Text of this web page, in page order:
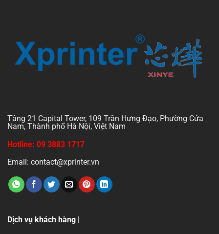
Tầng 21 Capital Tower, 109 Trần Hưng Đạo, Phường Cửa
Nam, Thành phố Hà Nội, Việt Nam
Hotline: 09 3883 1717
Email: contact@xprinter.vn
Dịch vụ khách hàng |